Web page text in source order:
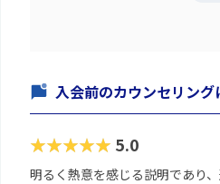
入会前のカウンセリング
★★★★★ 5.0
明るく熱意を感じる説明であり